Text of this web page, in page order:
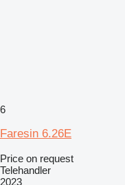
6
Faresin 6.26E
Price on request
Telehandler
2023